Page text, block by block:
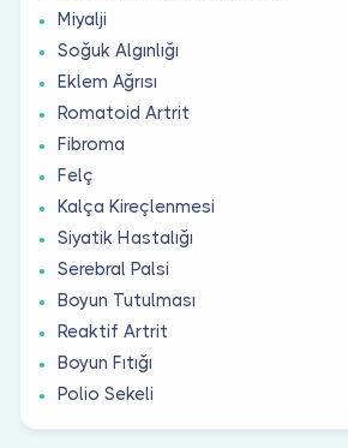
Miyalji
Soğuk Algınlığı
Eklem Ağrısı
Romatoid Artrit
Fibroma
Felç
Kalça Kireçlenmesi
Siyatik Hastalığı
Serebral Palsi
Boyun Tutulması
Reaktif Artrit
Boyun Fıtığı
Polio Sekeli